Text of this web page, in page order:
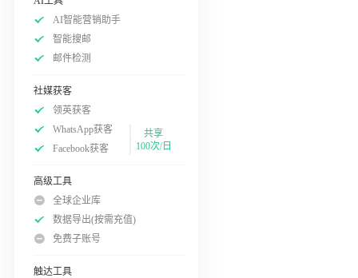
AI智能营销助手
智能搜邮
邮件检测
社媒获客
领英获客
WhatsApp获客
Facebook获客
共享
100次/日
高级工具
全球企业库
数据导出(按需充值)
免费子账号
触达工具